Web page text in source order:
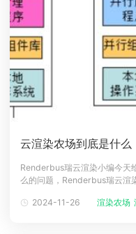
云渲染农场到底是什么
Renderbus瑞云渲染小编今天
么的问题，Renderbus瑞云渲
操作方式上，专门针对我国CG
2024-11-26 渲染农场